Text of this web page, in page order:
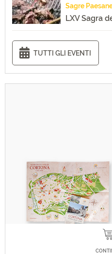
Sagre
LXV Sagra
TUTTI GLI EVENTI